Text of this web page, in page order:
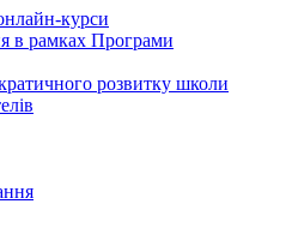
курси
в рамках Програми
розвитку школи